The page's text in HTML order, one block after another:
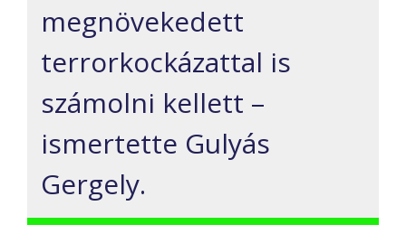
megnövekedett
terrorkockázattal is
számolni kellett –
ismertette Gulyás
Gergely.